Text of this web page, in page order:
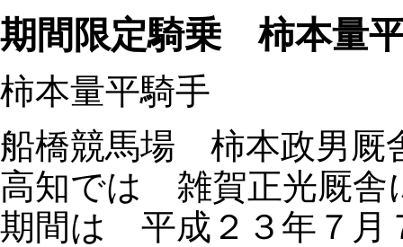
期間限定騎乗 柿本量
柿本量平騎手
船橋競馬場 柿本政男厩
高知では 雑賀正光厩舎
期間は 平成２３年７月